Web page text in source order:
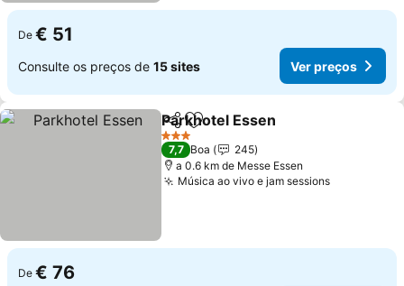
De € 51
Consulte os preços de 15 sites Ver preços
PartilharAdicionar aos favoritos
Parkhotel Essen
3 Estrelas
7,7 Boa
245
a 0.6 km de Messe Essen
Música ao vivo e jam sessionsVer preços
De € 76